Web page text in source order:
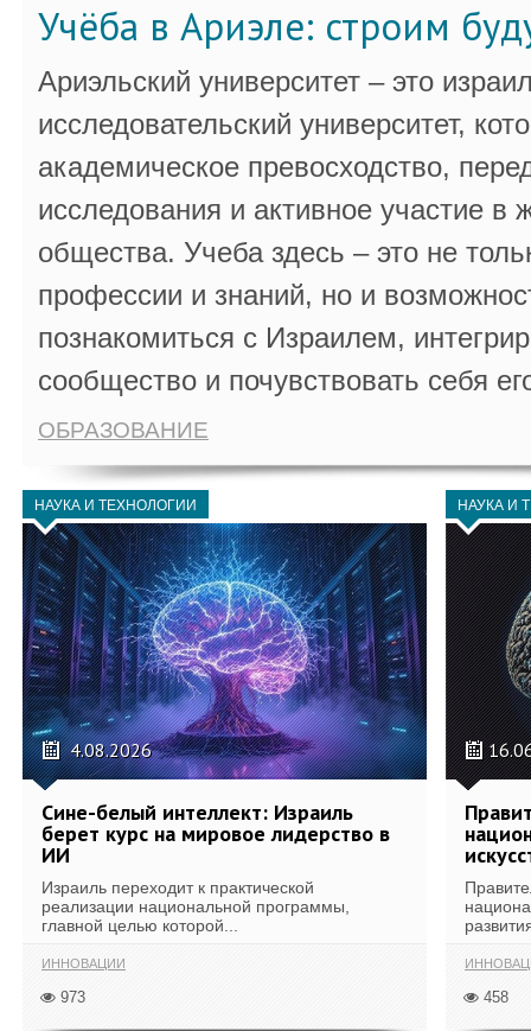
Учёба в Ариэле: строим
Ариэльский университет – это
исследовательский университет,
академическое превосходство,
исследования и активное участие в
общества. Учеба здесь – это не
профессии и знаний, но и
познакомиться с Израилем,
сообщество и почувствовать себя
ОБРАЗОВАНИЕ
НАУКА И ТЕХНОЛОГИИ
4.08.2026
Сине-белый интеллект: Израиль
берет курс на мировое лидерство в
ИИ
Израиль переходит к практической
реализации национальной программы,
главной целью которой...
ИННОВАЦИИ
973
НАУКА И
458